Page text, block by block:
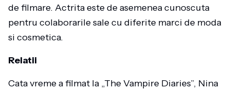
de filmare. Actrita este de asemenea cunoscuta
pentru colaborarile sale cu diferite marci de moda
si cosmetica.
Relatii
Cata vreme a filmat la „The Vampire Diaries”, Nina